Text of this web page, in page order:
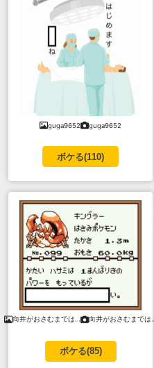
guga9652 guga9652
ボケる(110)
向井がおさむまでは… 向井がおさむまでは…
ボケる(85)